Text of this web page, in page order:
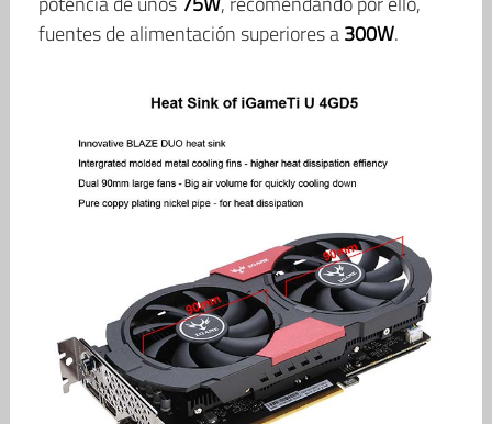
fuentes de alimentación superiores a300W.